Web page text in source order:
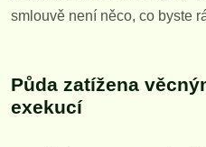
smlouvě není něco, co byste
Půda zatížena
exekucí